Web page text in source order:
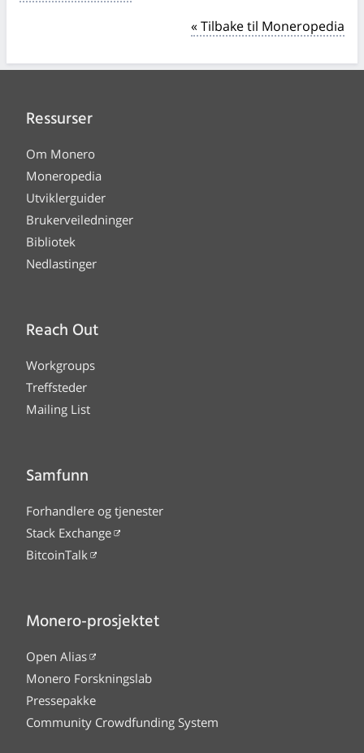
« Tilbake til Moneropedia
Ressurser
Om Monero
Moneropedia
Utviklerguider
Brukerveiledninger
Bibliotek
Nedlastinger
Reach Out
Workgroups
Treffsteder
Mailing List
Samfunn
Forhandlere og tjenester
Stack Exchange
BitcoinTalk
Monero-prosjektet
Open Alias
Monero Forskningslab
Pressepakke
Community Crowdfunding System